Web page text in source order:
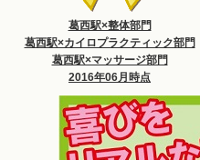
葛西駅×整体部門
葛西駅×カイロプラクティック部門
葛西駅×マッサージ部門
2016年06月時点